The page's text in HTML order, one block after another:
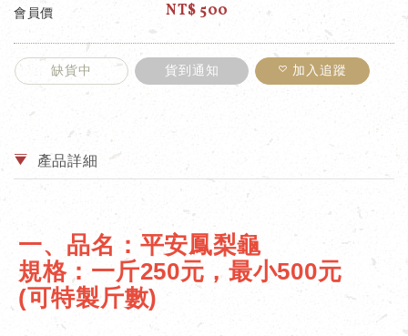
會員價 NT$ 500
缺貨中 貨到通知 加入追蹤
產品詳細
一、品名：平安鳳梨龜
規格： 一斤250元，最小500元
(可特製斤數)